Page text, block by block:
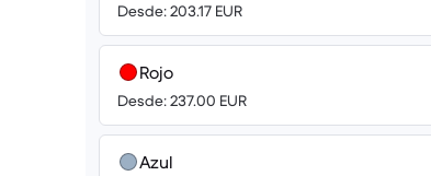
Desde: 203.17 EUR
Rojo
Desde: 237.00 EUR
Azul